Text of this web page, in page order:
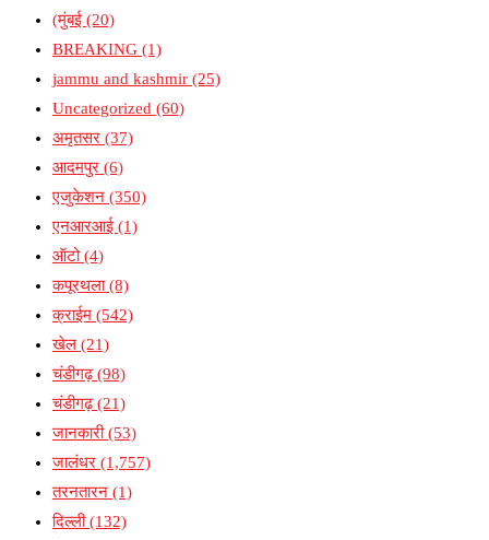
(मुंबई (20)
BREAKING (1)
jammu and kashmir (25)
Uncategorized (60)
अमृतसर (37)
आदमपुर (6)
एजुकेशन (350)
एनआरआई (1)
ऑटो(4)
कपूरथला(8)
क्राईम (542)
खेल (21)
चंडीगढ़(98)
चंडीगढ़(21)
जानकारी(53)
जालंधर (1,757)
तरनतारन (1)
दिल्ली(132)